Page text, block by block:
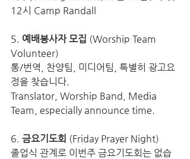
12시 Camp Randall
5. 예배봉사자 모집 (Worship Team
Volunteer)
통/번역, 찬양팀, 미디어팀, 특별히 광고요
정을 찾습니다.
Translator, Worship Band, Media
Team, especially announce time.
6. 금요기도회 (Friday Prayer Night)
졸업식 관계로 이번주 금요기도회는 없습